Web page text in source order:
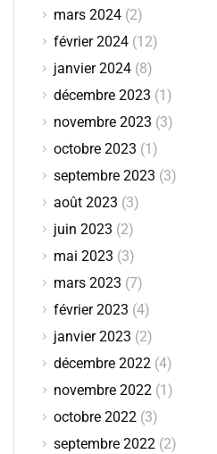
mars 2024 (2)
février 2024 (12)
janvier 2024 (8)
décembre 2023 (1)
novembre 2023 (3)
octobre 2023 (1)
septembre 2023 (3)
août 2023 (3)
juin 2023 (2)
mai 2023 (3)
mars 2023 (7)
février 2023 (4)
janvier 2023 (2)
décembre 2022 (4)
novembre 2022 (1)
octobre 2022 (3)
septembre 2022 (2)